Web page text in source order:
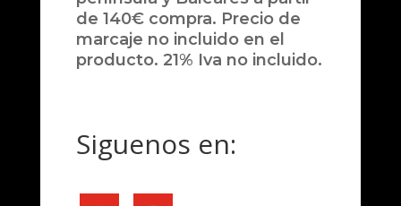
de 140€ compra. Precio de
marcaje no incluido en el
producto. 21% Iva no incluido.
Siguenos en: